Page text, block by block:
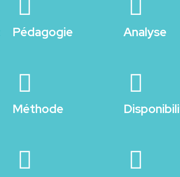
Pédagogie Analyse
Méthode